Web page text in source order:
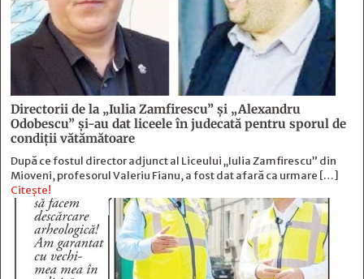
Directorii de la „Iulia Zamfirescu” și „Alexandru
Odobescu” și-au dat liceele în judecată pentru sporul de
condiții vătămătoare
După ce fostul director adjunct al Liceului „Iulia Zamfirescu” din
Mioveni, profesorul Valeriu Fianu, a fost dat afară ca urmare […]
Citește!